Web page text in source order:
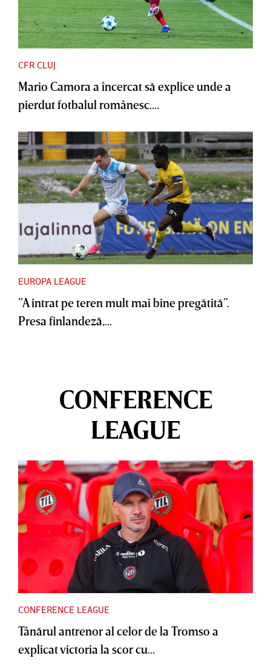
CFR CLUJ
Mario Camora a încercat să explice unde a
pierdut fotbalul românesc....
EUROPA LEAGUE
”A intrat pe teren mult mai bine pregătită”.
Presa finlandeză,...
CONFERENCE
LEAGUE
CONFERENCE LEAGUE
Tânărul antrenor al celor de la Tromso a
explicat victoria la scor cu...